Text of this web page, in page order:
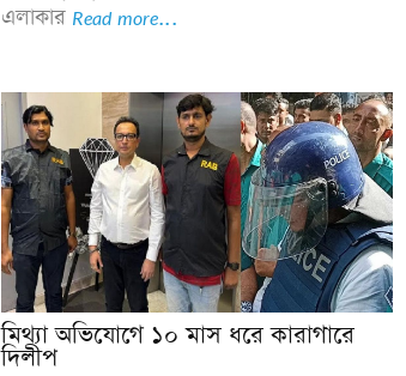
এলাকার Read more...
মিথ্যা অভিযোগে ১০ মাস ধরে কারাগারে
দিলীপ